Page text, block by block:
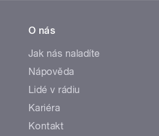
O nás
Jak nás naladíte
Nápověda
Lidé v rádiu
Kariéra
Kontakt